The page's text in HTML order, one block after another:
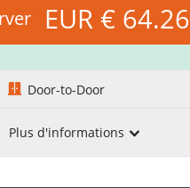
EUR € 64.26
Door-to-Door
Plus d'informations